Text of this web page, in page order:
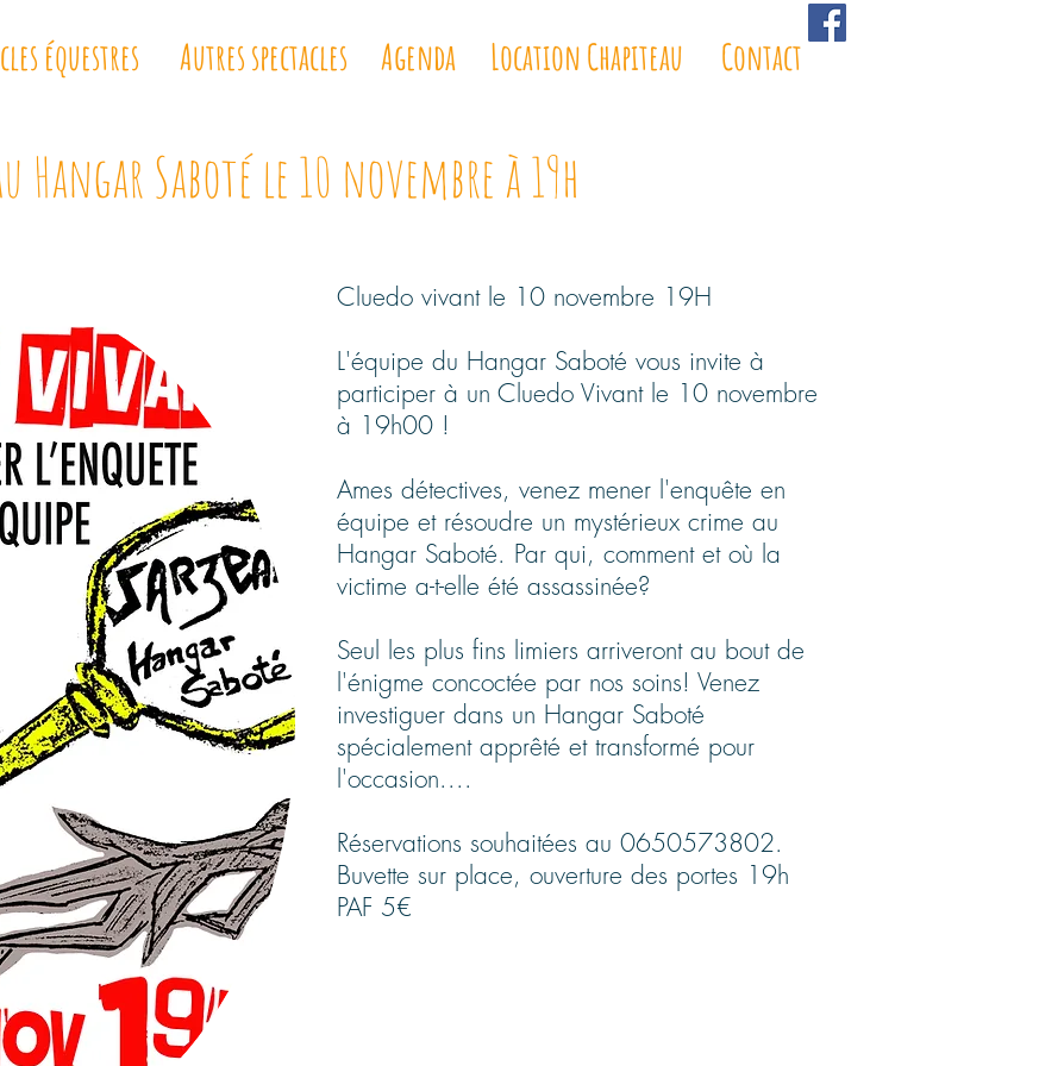
équestres Autres spectacles Agenda Location Chapiteau Contact
Saboté le 10 novembre à 19h
Cluedo vivant le 10 novembre 19H
L'équipe du Hangar Saboté vous invite à
participer à un Cluedo Vivant le 10 novembre
à 19h00 !
Ames détectives, venez mener l'enquête en
équipe et résoudre un mystérieux crime au
Hangar Saboté. Par qui, comment et où la
victime a-t-elle été assassinée?
Seul les plus fins limiers arriveront au bout de
l'énigme concoctée par nos soins! Venez
investiguer dans un Hangar Saboté
spécialement apprêté et transformé pour
l'occasion....
Réservations souhaitées au 0650573802.
Buvette sur place, ouverture des portes 19h
PAF 5€